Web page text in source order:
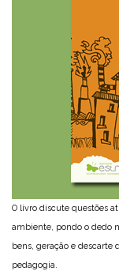
O livro discute questões
ambiente, pondo o dedo
bens, geração e descarte
pedagogia.